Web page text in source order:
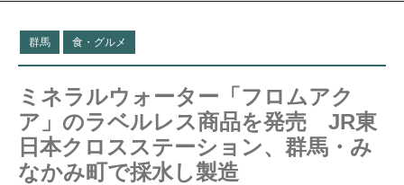
群馬 食・グルメ
ミネラルウォーター「フロムアク
ア」のラベルレス商品を発売 JR東
日本クロスステーション、群馬・み
なかみ町で採水し製造